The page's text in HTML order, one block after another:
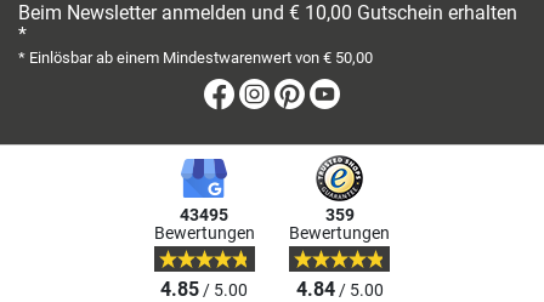
Beim Newsletter anmelden und € 10,00 Gutschein erhalten
*
* Einlösbar ab einem Mindestwarenwert von € 50,00
Facebook
Instagram
Pinterest
43495
Bewertungen
4.85/ 5.00
359
Bewertungen
4.84/ 5.00